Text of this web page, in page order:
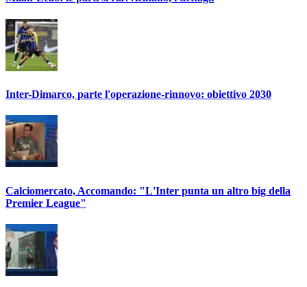
Inter-Dimarco, parte l'operazione-rinnovo: obiettivo 2030
Calciomercato, Accomando: "L'Inter punta un altro big della
Premier League"